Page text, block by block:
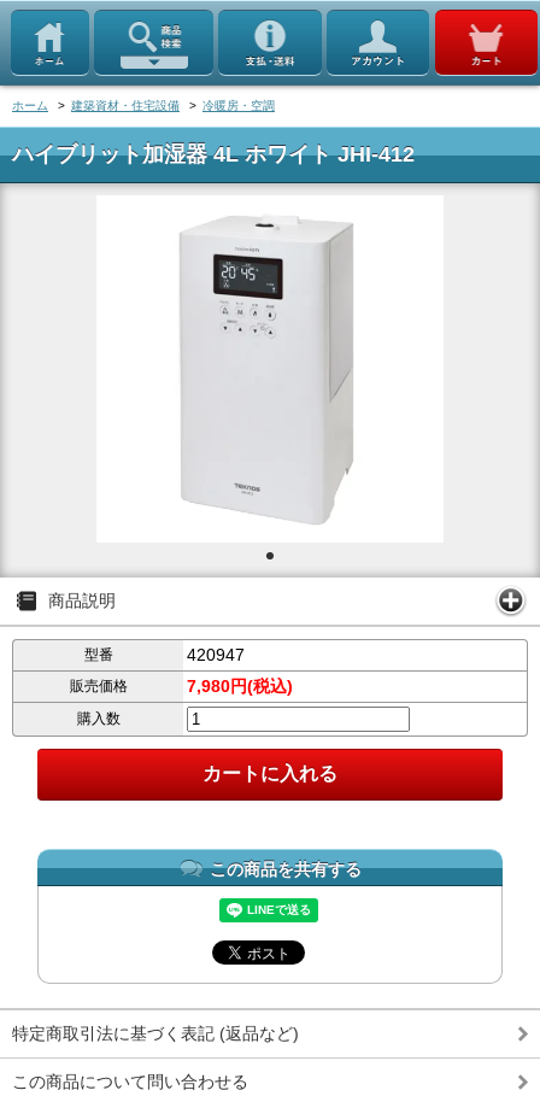
ホーム > 建築資材・住宅設備 > 冷暖房・空調
ハイブリット加湿器 4L ホワイト JHI-412
商品説明
型番 420947
販売価格 7,980円(税込)
購入数
この商品を共有する
特定商取引法に基づく表記 (返品など)
この商品について問い合わせる